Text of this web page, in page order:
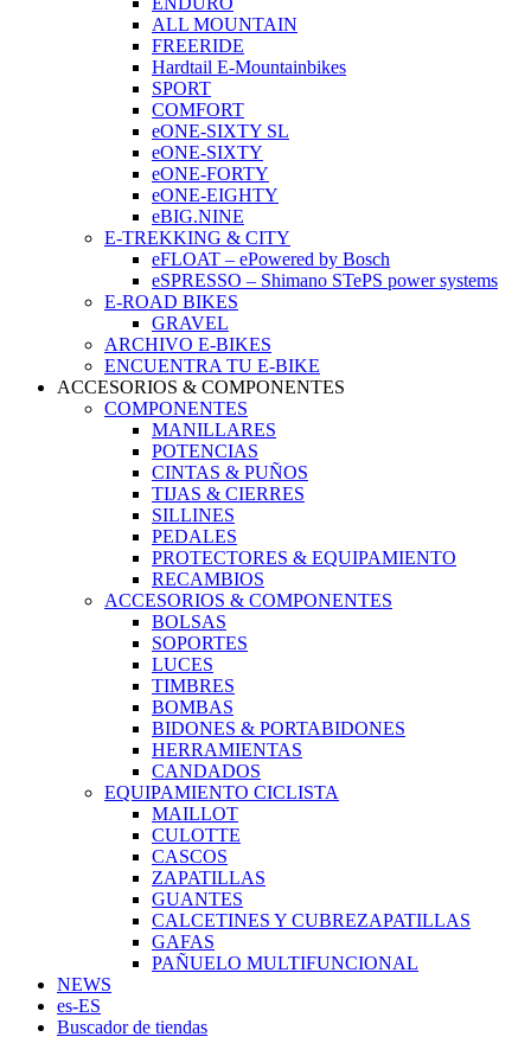
ALL MOUNTAIN
FREERIDE
Hardtail E-Mountainbikes
SPORT
COMFORT
eONE-SIXTY SL
eONE-SIXTY
eONE-FORTY
eONE-EIGHTY
eBIG.NINE
E-TREKKING & CITY
eFLOAT – ePowered by Bosch
eSPRESSO – Shimano STePS power systems
E-ROAD BIKES
GRAVEL
ARCHIVO E-BIKES
ENCUENTRA TU E-BIKE
ACCESORIOS & COMPONENTES
COMPONENTES
MANILLARES
POTENCIAS
CINTAS & PUÑOS
TIJAS & CIERRES
SILLINES
PEDALES
PROTECTORES & EQUIPAMIENTO
RECAMBIOS
ACCESORIOS & COMPONENTES
BOLSAS
SOPORTES
LUCES
TIMBRES
BOMBAS
BIDONES & PORTABIDONES
HERRAMIENTAS
CANDADOS
EQUIPAMIENTO CICLISTA
MAILLOT
CULOTTE
CASCOS
ZAPATILLAS
GUANTES
CALCETINES Y CUBREZAPATILLAS
GAFAS
PAÑUELO MULTIFUNCIONAL
NEWS
es-ES
Buscador de tiendas